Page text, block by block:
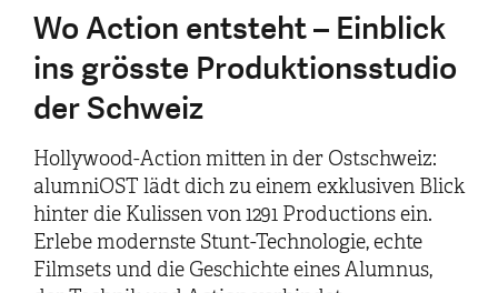
Wo Action entsteht – Einblick
ins grösste Produktionsstudio
der Schweiz
Hollywood-Action mitten in der Ostschweiz:
alumniOST lädt dich zu einem exklusiven Blick
hinter die Kulissen von 1291 Productions ein.
Erlebe modernste Stunt-Technologie, echte
Filmsets und die Geschichte eines Alumnus,